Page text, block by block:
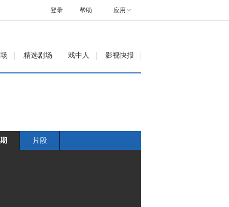
帮助 应用
登录
精选剧场 戏中人 影视快报
片段